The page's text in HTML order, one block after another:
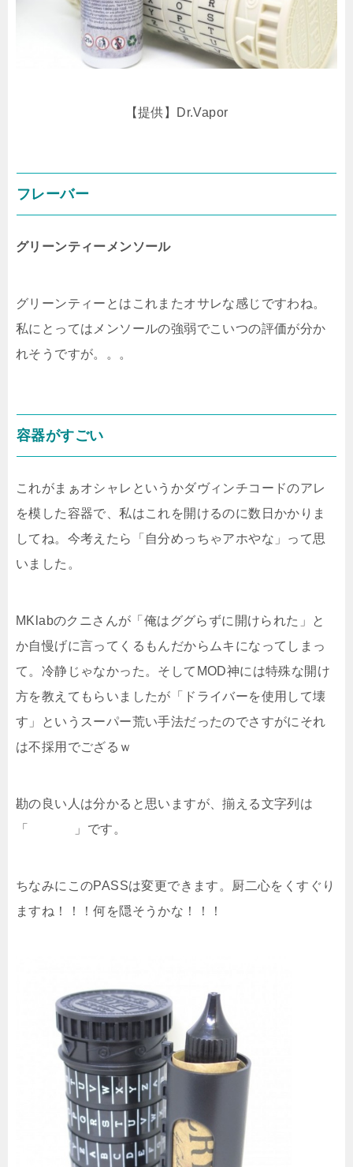
【提供】Dr.Vapor
フレーバー
グリーンティーメンソール
グリーンティーとはこれまたオサレな感じですわね。
私にとってはメンソールの強弱でこいつの評価が分か
れそうですが。。。
容器がすごい
これがまぁオシャレというかダヴィンチコードのアレ
を模した容器で、私はこれを開けるのに数日かかりま
してね。今考えたら「自分めっちゃアホやな」って思
いました。
MKlabのクニさんが「俺はググらずに開けられた」と
か自慢げに言ってくるもんだからムキになってしまっ
て。冷静じゃなかった。そしてMOD神には特殊な開け
方を教えてもらいましたが「ドライバーを使用して壊
す」というスーパー荒い手法だったのでさすがにそれ
は不採用でござるｗ
勘の良い人は分かると思いますが、揃える文字列は
「
」です。
ちなみにこのPASSは変更できます。厨二心をくすぐり
ますね！！！何を隠そうかな！！！